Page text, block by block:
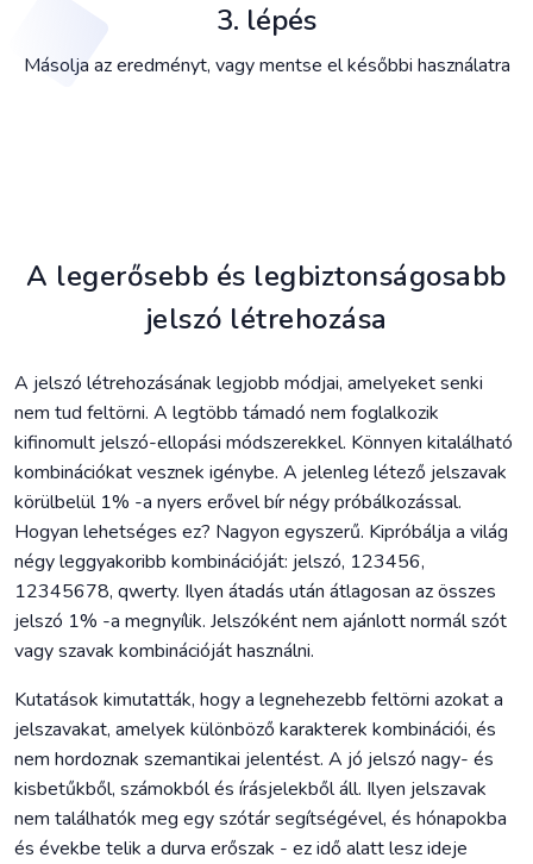
3. lépés
Másolja az eredményt, vagy mentse el későbbi használatra
A legerősebb és legbiztonságosabb
jelszó létrehozása
A jelszó létrehozásának legjobb módjai, amelyeket senki
nem tud feltörni. A legtöbb támadó nem foglalkozik
kifinomult jelszó-ellopási módszerekkel. Könnyen kitalálható
kombinációkat vesznek igénybe. A jelenleg létező jelszavak
körülbelül 1% -a nyers erővel bír négy próbálkozással.
Hogyan lehetséges ez? Nagyon egyszerű. Kipróbálja a világ
négy leggyakoribb kombinációját: jelszó, 123456,
12345678, qwerty. Ilyen átadás után átlagosan az összes
jelszó 1% -a megnyílik. Jelszóként nem ajánlott normál szót
vagy szavak kombinációját használni.
Kutatások kimutatták, hogy a legnehezebb feltörni azokat a
jelszavakat, amelyek különböző karakterek kombinációi, és
nem hordoznak szemantikai jelentést. A jó jelszó nagy- és
kisbetűkből, számokból és írásjelekből áll. Ilyen jelszavak
nem találhatók meg egy szótár segítségével, és hónapokba
és évekbe telik a durva erőszak - ez idő alatt lesz ideje